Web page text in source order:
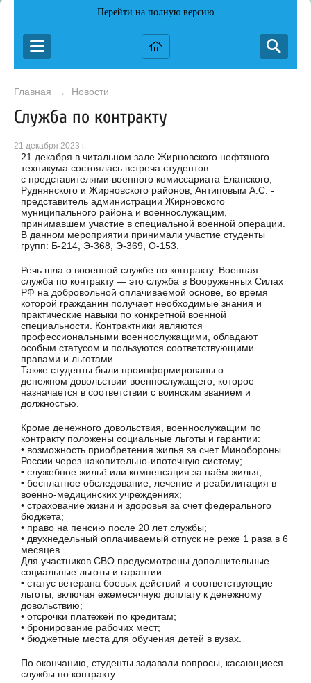
Перейти на полную версию
Главная → Новости
Служба по контракту
21 декабря 2023 г.
21 декабря в читальном зале Жирновского нефтяного
техникума состоялась встреча студентов
с представителями военного комиссариата Еланского,
Руднянского и Жирновского районов, Антиповым А.С. -
представитель администрации Жирновского
муниципального района и военнослужащим,
принимавшем участие в специальной военной операции.
В данном мероприятии принимали участие студенты
групп: Б-214, Э-368, Э-369, О-153.
Речь шла о вооенной службе по контракту. Военная
служба по контракту — это служба в Вооруженных Силах
РФ на добровольной оплачиваемой основе, во время
которой гражданин получает необходимые знания и
практические навыки по конкретной военной
специальности. Контрактники являются
профессиональными военнослужащими, обладают
особым статусом и пользуются соответствующими
правами и льготами.
Также студенты были проинформированы о
денежном довольствии военнослужащего, которое
назначается в соответствии с воинским званием и
должностью.
Кроме денежного довольствия, военнослужащим по
контракту положены социальные льготы и гарантии:
• возможность приобретения жилья за счет Минобороны
России через накопительно-ипотечную систему;
• служебное жильё или компенсация за наём жилья,
• бесплатное обследование, лечение и реабилитация в
военно-медицинских учреждениях;
• страхование жизни и здоровья за счет федерального
бюджета;
• право на пенсию после 20 лет службы;
• двухнедельный оплачиваемый отпуск не реже 1 раза в 6
месяцев.
Для участников СВО предусмотрены дополнительные
социальные льготы и гарантии:
• статус ветерана боевых действий и соответствующие
льготы, включая ежемесячную доплату к денежному
довольствию;
• отсрочки платежей по кредитам;
• бронирование рабочих мест;
• бюджетные места для обучения детей в вузах.
По окончанию, студенты задавали вопросы, касающиеся
службы по контракту.